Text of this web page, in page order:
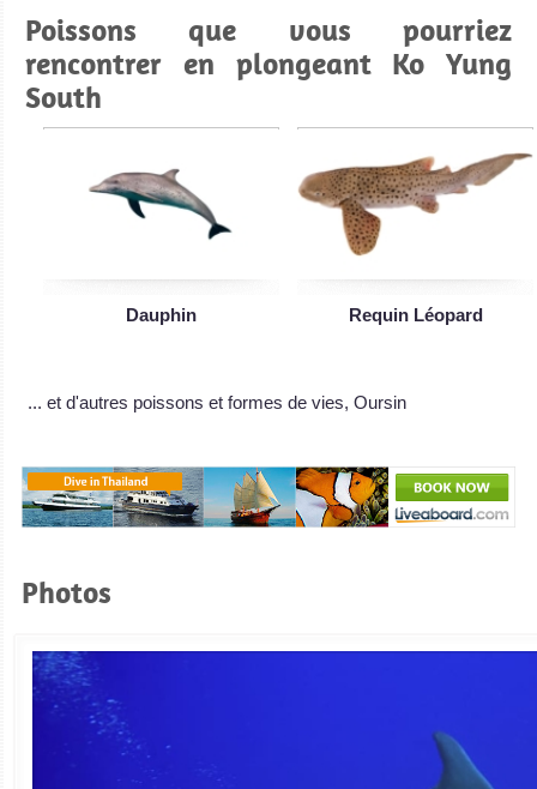
Poissons que vous pourriez
rencontrer en plongeant Ko Yung
South
Dauphin Requin Léopard
... et d'autres poissons et formes de vies, Oursin
Photos